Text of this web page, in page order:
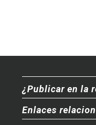
¿Publicar en la
Enlaces